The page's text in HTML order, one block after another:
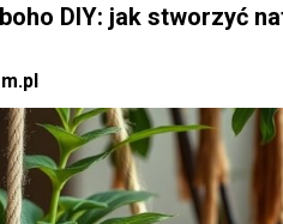
DIY: jak stworzyć